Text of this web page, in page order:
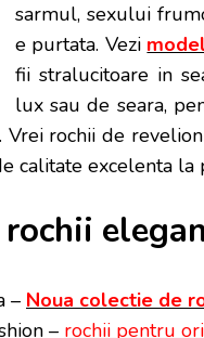
sarmul, sexului
e purtata. Vezi
fii stralucitoare in
lux sau de seara,
Vrei rochii de
calitate excelenta la
– Noua colectie de
– rochii pentru